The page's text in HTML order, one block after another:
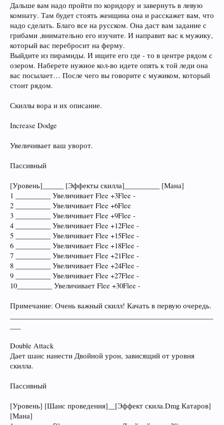
Дальше вам надо пройти по коридору и завернуть в левую
комнату. Там будет стоять женщина она и расскажет вам, что
надо сделать. Благо все на русском. Она даст вам задание с
грибами ,внимательно его изучите. И направит вас к мужику,
который вас перебросит на ферму.
Выйдите из пирамиды. И ищите его где - то в центре рядом с
озером. Наберете нужное кол-во идете опять к той леди она
вас посылает… После чего вы говорите с мужиком, который
стоит рядом.
Скиллы вора и их описание.
Increase Dodge
Увеличивает ваш уворот.
Пассивный
[Уровень]______ [Эффекты скилла]__________ [Мана]
1 __________ Увеличивает Flee +3Flee -
2 __________ Увеличивает Flee +6Flee
3 __________ Увеличивает Flee +9Flee -
4 __________ Увеличивает Flee +12Flee -
5 __________ Увеличивает Flee +15Flee -
6 __________ Увеличивает Flee +18Flee -
7 __________ Увеличивает Flee +21Flee -
8 __________ Увеличивает Flee +24Flee -
9 __________ Увеличивает Flee +27Flee -
10__________ Увеличивает Flee +30Flee -
Примечание: Очень важный скилл! Качать в первую очередь.
Double Attack
Дает шанс нанести Двойной урон, зависящий от уровня
скилла.
Пассивный
[Уровень] [Шанс проведения]__[Эффект скила.Dmg Катаров]
[Мана]